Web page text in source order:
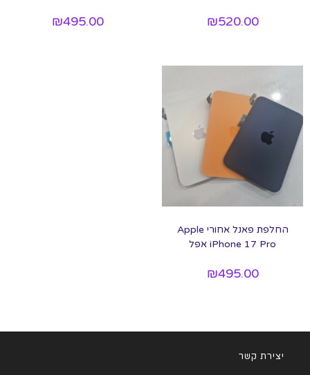
₪520.00
₪495.00
החלפת פאנל אחורי Apple
iPhone 17 Pro אפל
₪495.00
יצירת קשר